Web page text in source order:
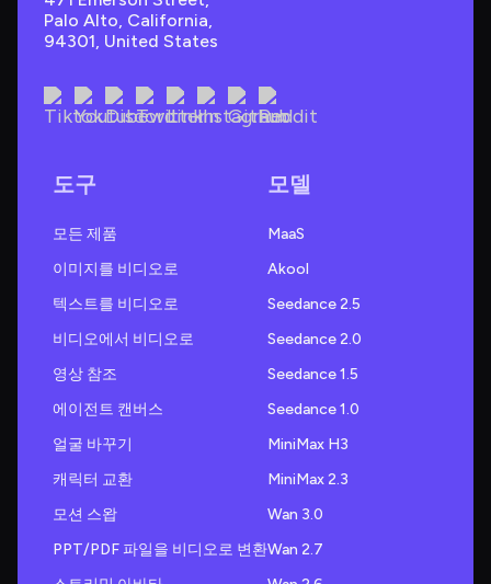
Palo Alto, California,
94301, United States
도구
모든 제품
이미지를 비디오로
텍스트를 비디오로
비디오에서 비디오로
영상 참조
에이전트 캔버스
얼굴 바꾸기
캐릭터 교환
모션 스왑
PPT/PDF 파일을 비디오로 변환
모델
MaaS
Akool
Seedance 2.5
Seedance 2.0
Seedance 1.5
Seedance 1.0
MiniMax H3
MiniMax 2.3
Wan 3.0
Wan 2.7